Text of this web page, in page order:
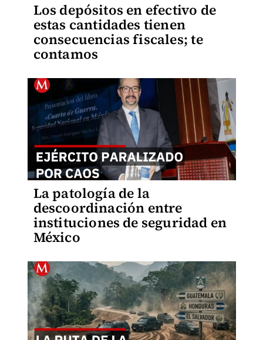
Los depósitos en efectivo de
estas cantidades tienen
consecuencias fiscales; te
contamos
La patología de la
descoordinación entre
instituciones de seguridad en
México